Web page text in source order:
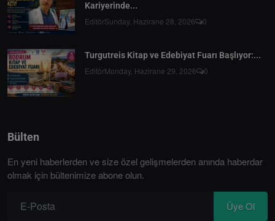
Kariyerinde...
EditörSunday, Hazirane 28, 2026 0
Turgutreis Kitap ve Edebiyat Fuarı Başlıyor:...
EditörMonday, Hazirane 29, 2026 0
Bülten
En yeni haberlerden ve size özel gelişmelerden anında haberdar
olmak için bültenimize abone olun.
Üye Ol